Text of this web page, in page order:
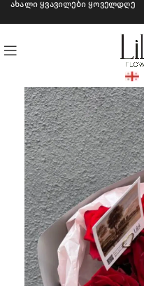
ახალი ყვავილები ყოველდღე